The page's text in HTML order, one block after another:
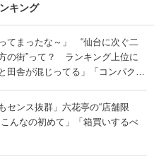
キング
てまったな～」 “仙台に次ぐ二
の街”って？ ランキング上位に
田舎が混じってる」「コンパクト
センス抜群」六花亭の“店舗限
んなの初めて」「箱買いするべ